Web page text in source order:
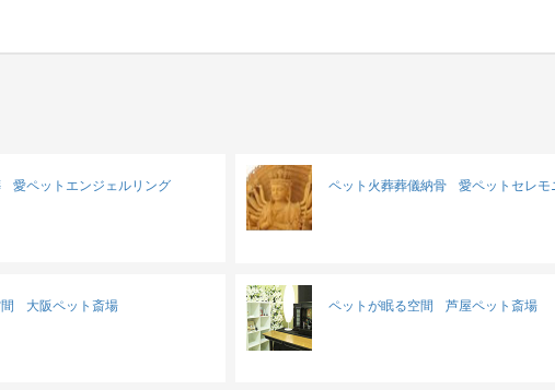
愛ペットエンジェルリング ペット火葬葬儀納骨 愛ペットセレモ
大阪ペット斎場 ペットが眠る空間 芦屋ペット斎場